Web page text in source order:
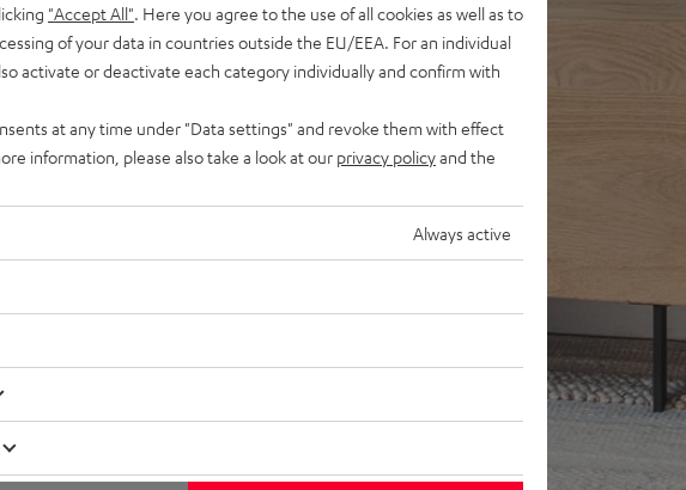
Smartphone,
aus Metall,
AUX-In,
"Accept All" . Here you agree to the use of all cookies as well as to
of your data in countries outside the EU/EEA. For an individual
activate or deactivate each category individually and confirm with
at any time under "Data settings" and revoke them with effect
information, please also take a look at our privacy policyand the
Always active